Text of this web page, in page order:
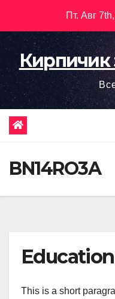
содержимому
Пт. Авг
Кирпичик
BN14RO3A
This is a short